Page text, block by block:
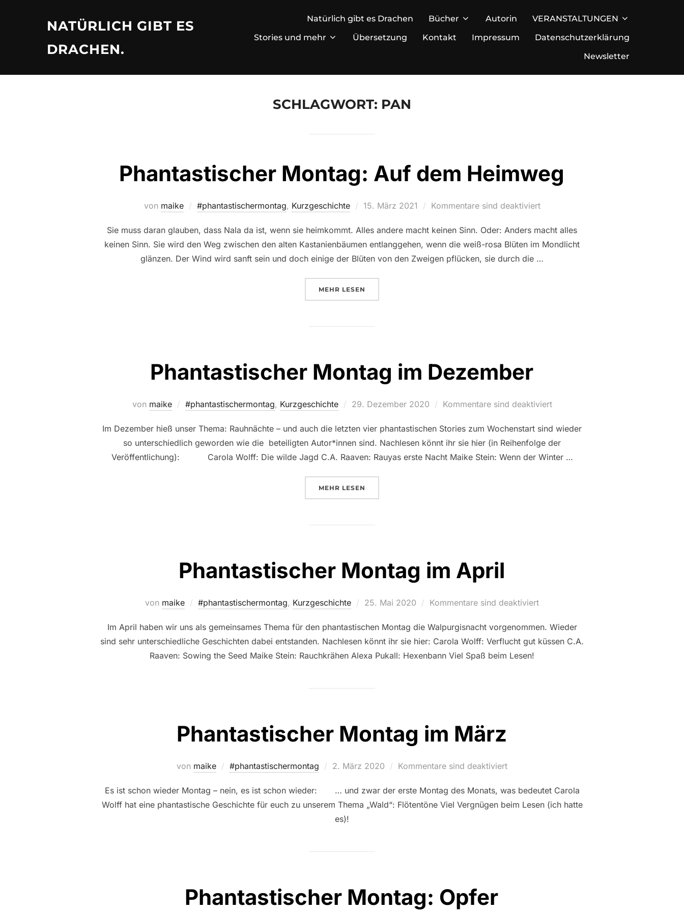
NATÜRLICH GIBT ES
DRACHEN.
Natürlich gibt es Drachen Bücher Autorin
VERANSTALTUNGEN
Stories und mehr
Übersetzung Kontakt Impressum
Datenschutzerklärung
Newsletter
SCHLAGWORT: PAN
Phantastischer Montag: Auf dem Heimweg
von maike #phantastischermontag, Kurzgeschichte
Veröffentlicht
15. März 2021 Kommentare sind deaktiviert
Sie muss daran glauben, dass Nala da ist, wenn sie heimkommt. Alles andere macht keinen Sinn. Oder: Anders macht alles
keinen Sinn. Sie wird den Weg zwischen den alten Kastanienbäumen entlanggehen, wenn die weiß-rosa Blüten im Mondlicht
glänzen. Der Wind wird sanft sein und doch einige der Blüten von den Zweigen pflücken, sie durch die …
MEHR ÜBER „PHANTASTISCHER MONTAG: AUF DEM HEIMWEG“
LESEN
Phantastischer Montag im Dezember
von maike #phantastischermontag, Kurzgeschichte
Veröffentlicht
29. Dezember 2020 Kommentare sind deaktiviert
Im Dezember hieß unser Thema: Rauhnächte – und auch die letzten vier phantastischen Stories zum Wochenstart sind wieder
so unterschiedlich geworden wie die beteiligten Autor*innen sind. Nachlesen könnt ihr sie hier (in Reihenfolge der
Veröffentlichung): Carola Wolff: Die wilde Jagd C.A. Raaven: Rauyas erste Nacht Maike Stein: Wenn der Winter …
MEHR ÜBER „PHANTASTISCHER MONTAG IM DEZEMBER“
LESEN
Phantastischer Montag im April
von maike #phantastischermontag, Kurzgeschichte
Veröffentlicht
25. Mai 2020 Kommentare sind deaktiviert
Im April haben wir uns als gemeinsames Thema für den phantastischen Montag die Walpurgisnacht vorgenommen. Wieder
sind sehr unterschiedliche Geschichten dabei entstanden. Nachlesen könnt ihr sie hier: Carola Wolff: Verflucht gut küssen C.A.
Raaven: Sowing the Seed Maike Stein: Rauchkrähen Alexa Pukall: Hexenbann Viel Spaß beim Lesen!
Phantastischer Montag im März
von maike #phantastischermontag
Veröffentlicht
2. März 2020 Kommentare sind deaktiviert
Es ist schon wieder Montag – nein, es ist schon wieder: … und zwar der erste Montag des Monats, was bedeutet Carola
Wolff hat eine phantastische Geschichte für euch zu unserem Thema „Wald“: Flötentöne Viel Vergnügen beim Lesen (ich hatte
es)!
Phantastischer Montag: Opfer